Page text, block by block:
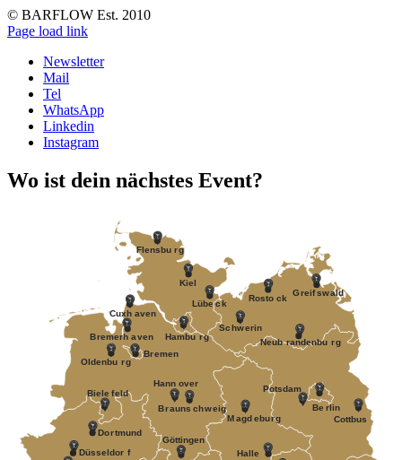
© BARFLOW Est. 2010
Facebook
Instagram
YouTube
Tiktok
LinkedIn
Page load link
Newsletter
Mail
Tel
WhatsApp
Linkedin
Instagram
Wo ist dein nächstes Event?
Halle
Be r lin
Magdeburg
Göttingen
Düsseldor f
Dortmund
Biele feld
Brauns chweig
Hann over
Bremen
Oldenbu rg
Hambu rg
Greifswald
Lübe ck
Kiel
Cuxh aven
Bremerh aven
Flensbu rg
Rosto ck
Schwerin
Cottbus
Potsdam
Neub randenbu rg